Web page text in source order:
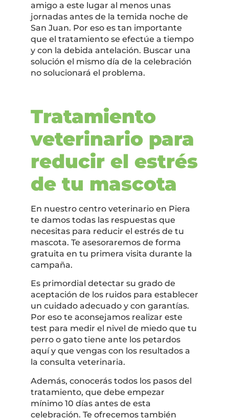
amigo a este lugar al menos unas
jornadas antes de la temida noche de
San Juan. Por eso es tan importante
que el tratamiento se efectúe a tiempo
y con la debida antelación. Buscar una
solución el mismo día de la celebración
no solucionará el problema.
Tratamiento
veterinario para
reducir el estrés
de tu mascota
En nuestro centro veterinario en Piera
te damos todas las respuestas que
necesitas para reducir el estrés de tu
mascota. Te asesoraremos de forma
gratuita en tu primera visita durante la
campaña.
Es primordial detectar su grado de
aceptación de los ruidos para establecer
un cuidado adecuado y con garantías.
Por eso te aconsejamos realizar este
test para medir el nivel de miedo que tu
perro o gato tiene ante los petardos
aquí y que vengas con los resultados a
la consulta veterinaria.
Además, conocerás todos los pasos del
tratamiento, que debe empezar
mínimo 10 días antes de esta
celebración. Te ofrecemos también